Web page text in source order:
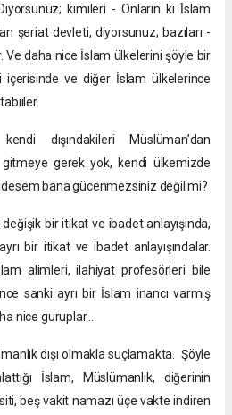
kimileri - Onların ki İslam
şeriat devleti, diyorsunuz; bazıları -
Ve daha nice İslam ülkelerini şöyle bir
içerisinde ve diğer İslam ülkelerince
dışındakileri Müslüman’dan
gerek yok, kendi ülkemizde
bana gücenmezsiniz değil mi?
bir itikat ve ibadet anlayışında,
bir itikat ve ibadet anlayışındalar.
alimleri, ilahiyat profesörleri bile
sanki ayrı bir İslam inancı varmış
nice guruplar…
dışı olmakla suçlamakta. Şöyle
İslam, Müslümanlık, diğerinin
beş vakit namazı üçe vakte indiren